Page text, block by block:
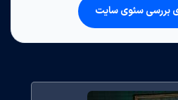
بررسی سئوی سایت